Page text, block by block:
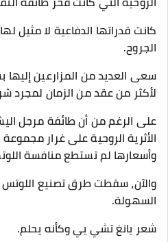
كانت قدراتها الدفاعية لا مثيل
الجروح.
سعى العديد من المزارعين إليها
لأكثر من عقد من الزمان لمجرد
على الرغم من أن طائفة مرجل
الأثرية الروحية على غرار مجموعة
وأسعارها لم تستطع منافسة
والآن، سقطت طرق تصنيع
السهولة.
شعر يانغ تشي يي وكأنه يحلم.